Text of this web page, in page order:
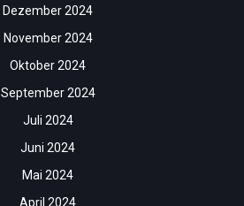
Dezember 2024
November 2024
Oktober 2024
September 2024
Juli 2024
Juni 2024
Mai 2024
April 2024